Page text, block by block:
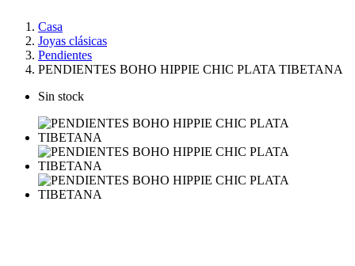
Casa
Joyas clásicas
Pendientes
PENDIENTES BOHO HIPPIE CHIC PLATA TIBETANA
Sin stock